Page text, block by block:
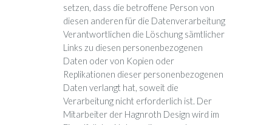
setzen, dass die betroffene Person von
diesen anderen für die Datenverarbeitung
Verantwortlichen die Löschung sämtlicher
Links zu diesen personenbezogenen
Daten oder von Kopien oder
Replikationen dieser personenbezogenen
Daten verlangt hat, soweit die
Verarbeitung nicht erforderlich ist. Der
Mitarbeiter der Hagnroth Design wird im